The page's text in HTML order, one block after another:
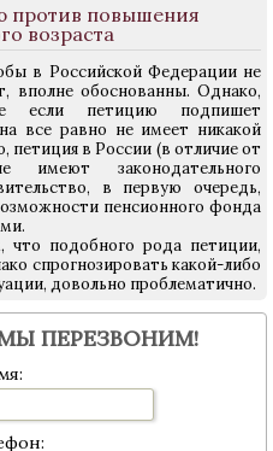
против повышения
возраста
в Российской Федерации не
вполне обоснованны. Однако,
если петицию подпишет
все равно не имеет никакой
в России (в отличие от
законодательного
в первую очередь,
пенсионного фонда
что подобного рода петиции,
спрогнозировать какой-либо
довольно проблематично.
ПЕРЕЗВОНИМ!